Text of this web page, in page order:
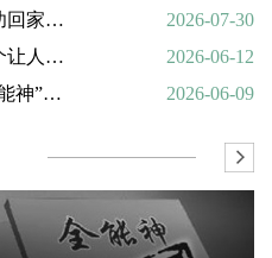
在联盟指导下寻找老婆成功回家回顾
2026-07-30
特别开心的和你们分享一个让人欣慰的好消息
2026-06-12
双向理解，让深陷七年“全能神”的母亲彻底醒悟
2026-06-09